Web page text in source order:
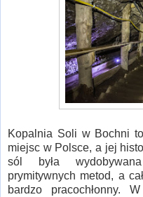
Kopalnia Soli w Bochni
miejsc w Polsce, a jej
sól była
prymitywnych metod, a
bardzo pracochłonny.